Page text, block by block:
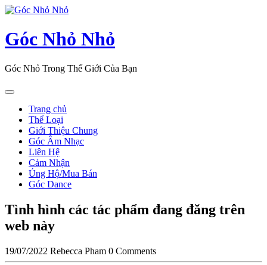
Skip
content
Góc Nhỏ Nhỏ
Góc Nhỏ Trong Thế Giới Của Bạn
Open
ButtonTrang chủ
Thể Loại
Giới Thiệu Chung
Góc Âm Nhạc
Liên Hệ
Cảm Nhận
Ủng Hộ/Mua Bán
Góc Dance
Close
Button
Tình hình các tác phẩm đang đăng trên
web này
19/07/2022 Rebecca Pham 0 Comments